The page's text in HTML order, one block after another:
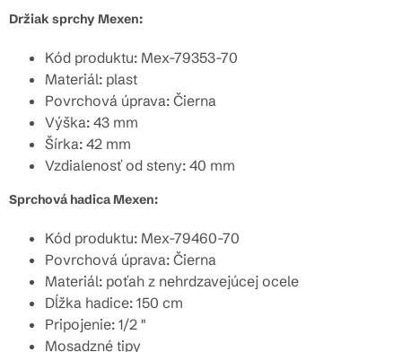
Držiak sprchy Mexen:
Kód produktu: Mex-79353-70
Materiál: plast
Povrchová úprava: Čierna
Výška: 43 mm
Šírka: 42 mm
Vzdialenosť od steny: 40 mm
Sprchová hadica Mexen:
Kód produktu: Mex-79460-70
Povrchová úprava: Čierna
Materiál: poťah z nehrdzavejúcej ocele
Dĺžka hadice: 150 cm
Pripojenie: 1/2 "
Mosadzné tipy